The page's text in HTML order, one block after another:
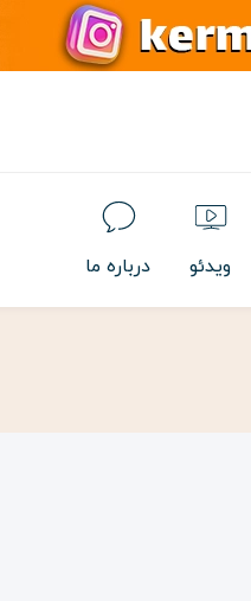
ویدئو درباره ما